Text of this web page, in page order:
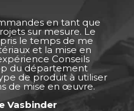
en tant que
sur mesure. Le
le temps de me
et la mise en
Conseils
du département
de produit à utiliser
de mise en œuvre.
Vasbinder